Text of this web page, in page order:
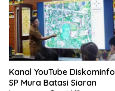
Kanal YouTube Diskominfo
SP Mura Batasi Siaran